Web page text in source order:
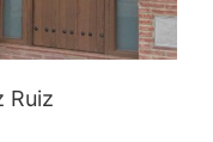
Ruiz